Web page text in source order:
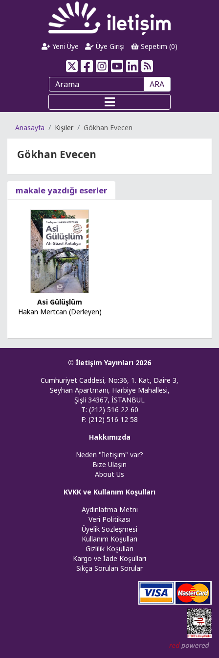
Yeni Üye Üye Girişi Sepetim (0)
ARA
Anasayfa Kişiler Gökhan Evecen
Gökhan Evecen
makale yazdığı eserler
Asi Gülüşlüm
Hakan Mertcan (Derleyen)
© İletişim Yayınları 2026
Cumhuriyet Caddesi, No:36, 1. Kat, Daire 3,
Seyhan Apartmanı, Harbiye Mahallesi,
Şişli 34367, İSTANBUL
T: (212) 516 22 60
F: (212) 516 12 58
Hakkımızda
Neden "İletişim" var?
Bize Ulaşın
About Us
KVKK ve Kullanım Koşulları
Aydınlatma Metni
Veri Politikası
Üyelik Sözleşmesi
Kullanım Koşulları
Gizlilik Koşulları
Kargo ve İade Koşulları
Sıkça Sorulan Sorular
Web